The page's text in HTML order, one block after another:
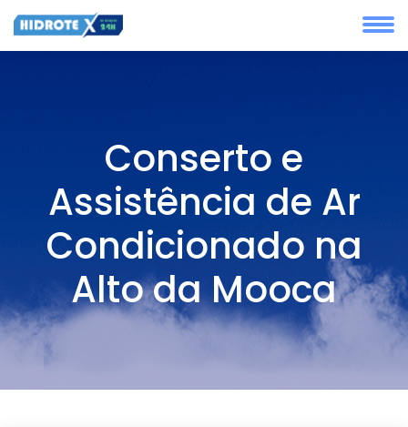
Conserto e
Assistência de Ar
Condicionado na
Alto da Mooca